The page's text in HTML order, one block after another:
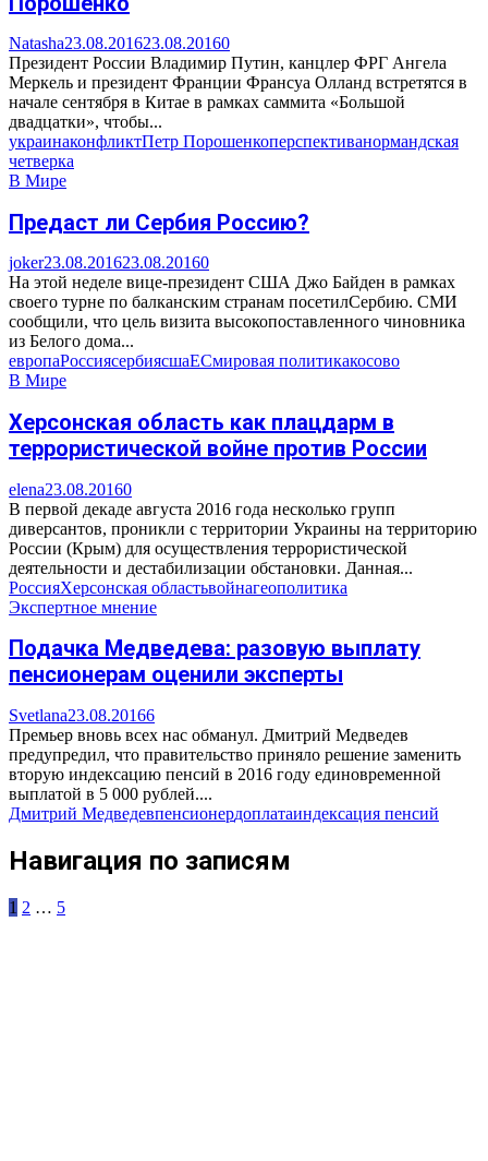
Natasha23.08.201623.08.20160
Президент России Владимир Путин, канцлер ФРГ Ангела
Меркель и президент Франции Франсуа Олланд встретятся в
начале сентября в Китае в рамках саммита «Большой
двадцатки», чтобы...
украинаконфликтПетр Порошенкоперспективанормандская
четверка
В Мире
Предаст ли Сербия Россию?
joker23.08.201623.08.20160
На этой неделе вице-президент США Джо Байден в рамках
своего турне по балканским странам посетилСербию. СМИ
сообщили, что цель визита высокопоставленного чиновника
из Белого дома...
европаРоссиясербиясшаЕСмировая политикакосово
В Мире
Херсонская область как плацдарм в
террористической войне против России
elena23.08.20160
В первой декаде августа 2016 года несколько групп
диверсантов, проникли с территории Украины на территорию
России (Крым) для осуществления террористической
деятельности и дестабилизации обстановки. Данная...
РоссияХерсонская областьвойнагеополитика
Экспертное мнение
Подачка Медведева: разовую выплату
пенсионерам оценили эксперты
Svetlana23.08.20166
Премьер вновь всех нас обманул. Дмитрий Медведев
предупредил, что правительство приняло решение заменить
вторую индексацию пенсий в 2016 году единовременной
выплатой в 5 000 рублей....
Дмитрий Медведевпенсионердоплатаиндексация пенсий
Навигация по записям
1 2 … 5